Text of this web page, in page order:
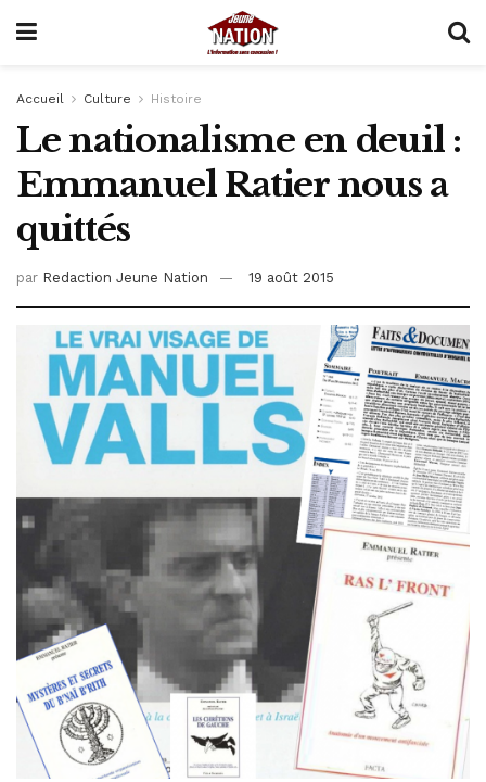
Accueil Culture Histoire
Le nationalisme en deuil :
Emmanuel Ratier nous a
quittés
par Redaction Jeune Nation 19 août 2015